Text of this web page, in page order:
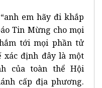
em hãy đi khắp
Tin Mừng cho mọi
tới mọi phần tử
xác định đây là một
của toàn thể Hội
cấp địa phương.